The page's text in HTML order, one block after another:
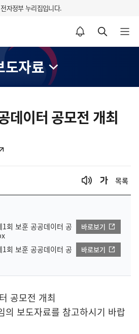
자정부 누리집입니다.
알림설정 바로가기 검색 바로가기 메뉴 열기
도자료
데이터 공모전 개최
목록
회 보훈 공공데이터 공
바로보기
회 보훈 공공데이터 공
바로보기
공모전 개최
보도자료를 참고하시기 바랍